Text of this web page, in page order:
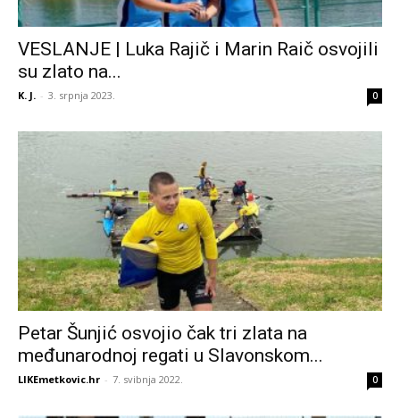
VESLANJE | Luka Rajič i Marin Raič osvojili
su zlato na...
K. J. - 3. srpnja 2023. 0
Petar Šunjić osvojio čak tri zlata na
međunarodnoj regati u Slavonskom...
LIKEmetkovic.hr - 7. svibnja 2022. 0